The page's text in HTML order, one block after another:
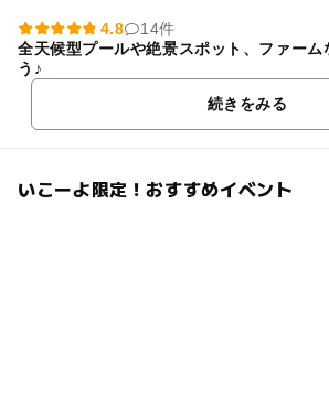
4.8
14件
全天候型プールや絶景スポット、ファーム
う♪
続きをみる
いこーよ限定！おすすめイベント